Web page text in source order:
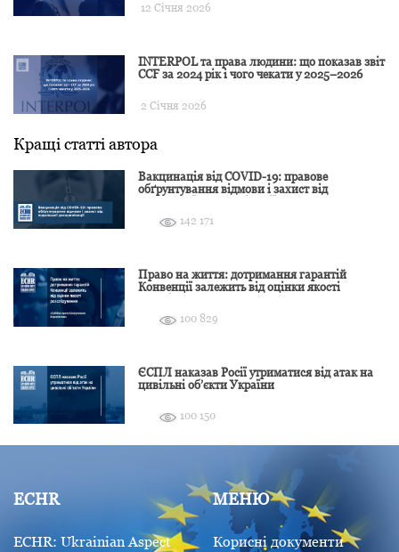
12 Січня 2026
INTERPOL та права людини: що показав звіт
CCF за 2024 рік і чого чекати у 2025–2026
2 Січня 2026
Кращі статті автора
Вакцинація від COVID-19: правове
обґрунтування відмови і захист від
142 171
Право на життя: дотримання гарантій
Конвенції залежить від оцінки якості
100 829
ЄСПЛ наказав Росії утриматися від атак на
цивільні об’єкти України
100 150
ECHR
ECHR: Ukrainian Aspect
МЕНЮ
Корисні документи